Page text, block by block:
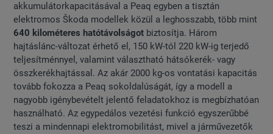
akkumulátorkapacitásával a Peaq egyben a tisztán
elektromos Škoda modellek közül a leghosszabb, több mint
640 kilométeres hatótávolságot biztosítja. Három
hajtáslánc-változat érhető el, 150 kW-tól 220 kW-ig terjedő
teljesítménnyel, valamint választható hátsókerék- vagy
összkerékhajtással. Az akár 2000 kg-os vontatási kapacitás
tovább fokozza a Peaq sokoldalúságát, így a modell a
nagyobb igénybevételt jelentő feladatokhoz is megbízhatóan
használható. Az egypedálos vezetési funkció egyszerűbbé
teszi a mindennapi elektromobilitást, mivel a járművezetők